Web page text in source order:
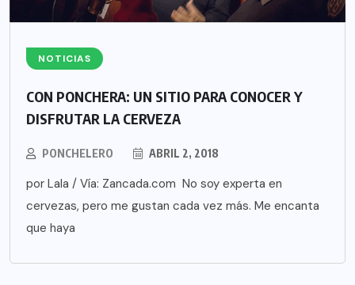
NOTICIAS
CON PONCHERA: UN SITIO PARA CONOCER Y
DISFRUTAR LA CERVEZA
PONCHELERO ABRIL 2, 2018
por Lala / Vía: Zancada.com No soy experta en
cervezas, pero me gustan cada vez más. Me encanta
que haya